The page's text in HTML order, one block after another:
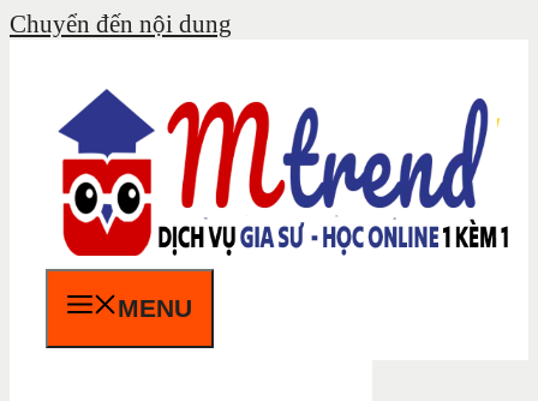
Chuyển đến nội dung
MENU